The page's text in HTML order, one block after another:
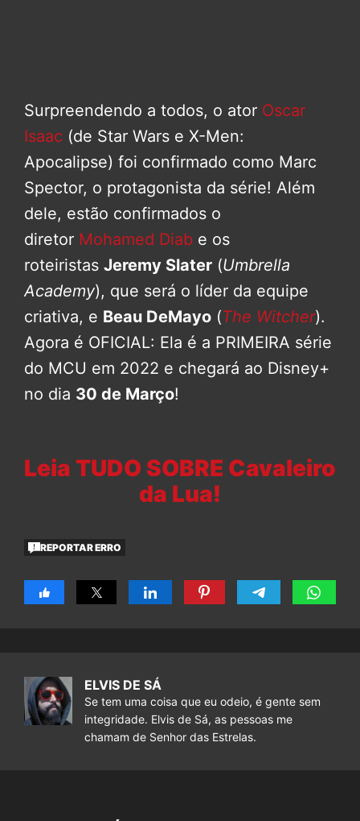
Surpreendendo a todos, o ator Oscar
Isaac (de Star Wars e X-Men:
Apocalipse) foi confirmado como Marc
Spector, o protagonista da série! Além
dele, estão confirmados o
diretor Mohamed Diab e os
roteiristas Jeremy Slater (Umbrella
Academy), que será o líder da equipe
criativa, e Beau DeMayo (The Witcher).
Agora é OFICIAL: Ela é a PRIMEIRA série
do MCU em 2022 e chegará ao Disney+
no dia 30 de Março!
Leia TUDO SOBRE Cavaleiro
da Lua!
REPORTAR ERRO
ELVIS DE SÁ
Se tem uma coisa que eu odeio, é gente sem
integridade. Elvis de Sá, as pessoas me
chamam de Senhor das Estrelas.